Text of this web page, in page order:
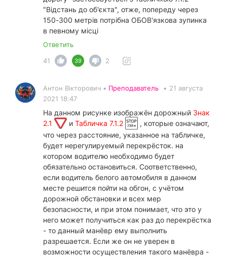
"Відстань до об'єкта", отже, попереду через
150-300 метрів потрібна ОБОВ'язкова зупинка
в певному місці
Ответить
41
39 2
Антон Вікторович • Преподаватель • 21 августа
2021 18:47
На данном рисунке изображён дорожный Знак
2.1
и Табличка 7.1.2
, которые означают,
что через расстояние, указанное на табличке,
будет нерегулируемый перекрёсток. на
котором водителю необходимо будет
обязательно остановиться. Соответственно,
если водитель белого автомобиля в данном
месте решится пойти на обгон, с учётом
дорожной обстановки и всех мер
безопасности, и при этом понимает, что это у
него может получиться как раз до перекрёстка
- то данный манёвр ему выполнить
разрешается. Если же он не уверен в
возможности осуществления такого манёвра -